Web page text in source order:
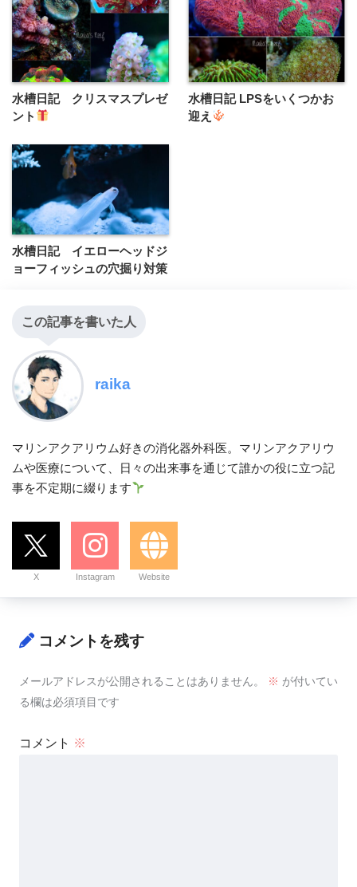
水槽日記 クリスマスプレゼ
ント
水槽日記 LPSをいくつかお
迎え‪
水槽日記 イエローヘッドジ
ョーフィッシュの穴掘り対策
この記事を書いた人
raika
マリンアクアリウム好きの消化器外科医。マリンアクアリウ
ムや医療について、日々の出来事を通じて誰かの役に立つ記
事を不定期に綴ります
X Instagram Website
コメントを残す
メールアドレスが公開されることはありません。 ※ が付いてい
る欄は必須項目です
コメント ※